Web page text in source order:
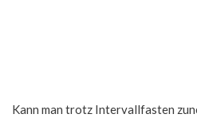
Kann man trotz Intervallfasten